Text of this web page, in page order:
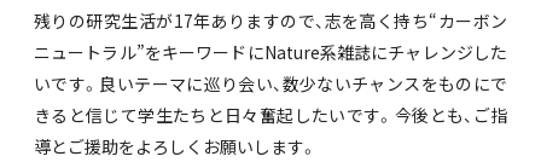
残りの研究生活が17年ありますので、志を高く持ち“カーボン
ニュートラル”をキーワードにNature系雑誌にチャレンジした
いです。良いテーマに巡り会い、数少ないチャンスをものにで
きると信じて学生たちと日々奮起したいです。今後とも、ご指
導とご援助をよろしくお願いします。